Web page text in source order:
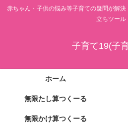
赤ちゃん・子供の悩み等子育ての疑問が解
立ちツール
子育て19(子
ホーム
無限たし算つくーる
無限かけ算つくーる